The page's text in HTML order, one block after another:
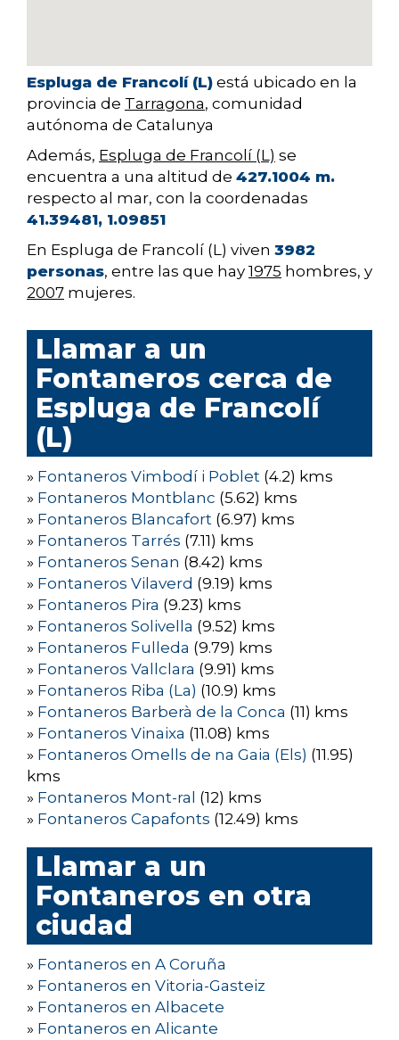
Espluga de Francolí (L) está ubicado en la
provincia de Tarragona, comunidad
autónoma de Catalunya
Además, Espluga de Francolí (L) se
encuentra a una altitud de 427.1004 m.
respecto al mar, con la coordenadas
41.39481, 1.09851
En Espluga de Francolí (L) viven 3982
personas, entre las que hay 1975 hombres, y
2007 mujeres.
Llamar a un
Fontaneros cerca de
Espluga de Francolí
(L)
» Fontaneros Vimbodí i Poblet (4.2) kms
» Fontaneros Montblanc (5.62) kms
» Fontaneros Blancafort (6.97) kms
» Fontaneros Tarrés (7.11) kms
» Fontaneros Senan (8.42) kms
» Fontaneros Vilaverd (9.19) kms
» Fontaneros Pira (9.23) kms
» Fontaneros Solivella (9.52) kms
» Fontaneros Fulleda (9.79) kms
» Fontaneros Vallclara (9.91) kms
» Fontaneros Riba (La) (10.9) kms
» Fontaneros Barberà de la Conca (11) kms
» Fontaneros Vinaixa (11.08) kms
» Fontaneros Omells de na Gaia (Els) (11.95)
kms
» Fontaneros Mont-ral (12) kms
» Fontaneros Capafonts (12.49) kms
Llamar a un
Fontaneros en otra
ciudad
» Fontaneros en A Coruña
» Fontaneros en Vitoria-Gasteiz
» Fontaneros en Albacete
» Fontaneros en Alicante